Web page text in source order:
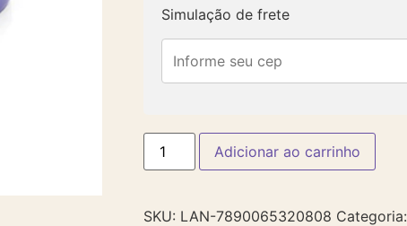
Simulação de frete
Adicionar ao carrinho
SKU: LAN-7890065320808 Categoria: